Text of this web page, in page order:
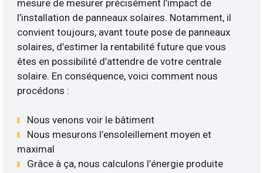
mesure de mesurer précisément l’impact de
l’installation de panneaux solaires. Notamment, il
convient toujours, avant toute pose de panneaux
solaires, d’estimer la rentabilité future que vous
êtes en possibilité d’attendre de votre centrale
solaire. En conséquence, voici comment nous
procédons :
Nous venons voir le bâtiment
Nous mesurons l’ensoleillement moyen et
maximal
Grâce à ça, nous calculons l’énergie produite